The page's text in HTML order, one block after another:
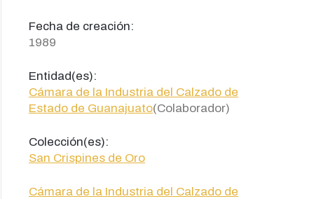
Fecha de creación:
1989
Entidad(es):
Cámara de la Industria del Calzado de
Estado de Guanajuato(Colaborador)
Colección(es):
San Crispines de Oro
Cámara de la Industria del Calzado de